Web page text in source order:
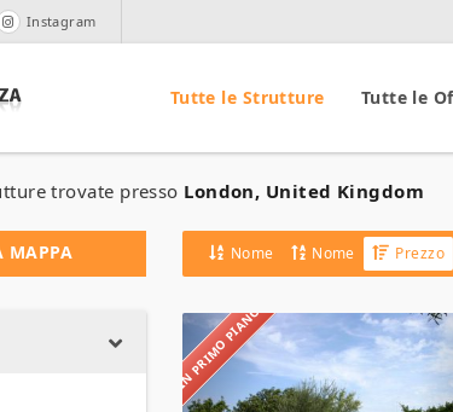
Instagram
Tutte le Strutture Tutte le
trovate presso London, United Kingdom
MAPPA Nome Nome Prezzo
IN PRIMO PIANO Agriturismo
A’
Pittara